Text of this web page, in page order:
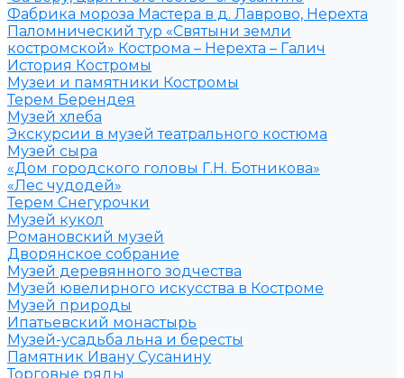
Фабрика мороза Мастера в д. Лаврово, Нерехта
Паломнический тур «Святыни земли
костромской» Кострома – Нерехта – Галич
История Костромы
Музеи и памятники Костромы
Терем Берендея
Музей хлеба
Экскурсии в музей театрального костюма
Музей сыра
«Дом городского головы Г.Н. Ботникова»
«Лес чудодей»
Терем Снегурочки
Музей кукол
Романовский музей
Дворянское собрание
Музей деревянного зодчества
Музей ювелирного искусства в Костроме
Музей природы
Ипатьевский монастырь
Музей-усадьба льна и бересты
Памятник Ивану Сусанину
Торговые ряды